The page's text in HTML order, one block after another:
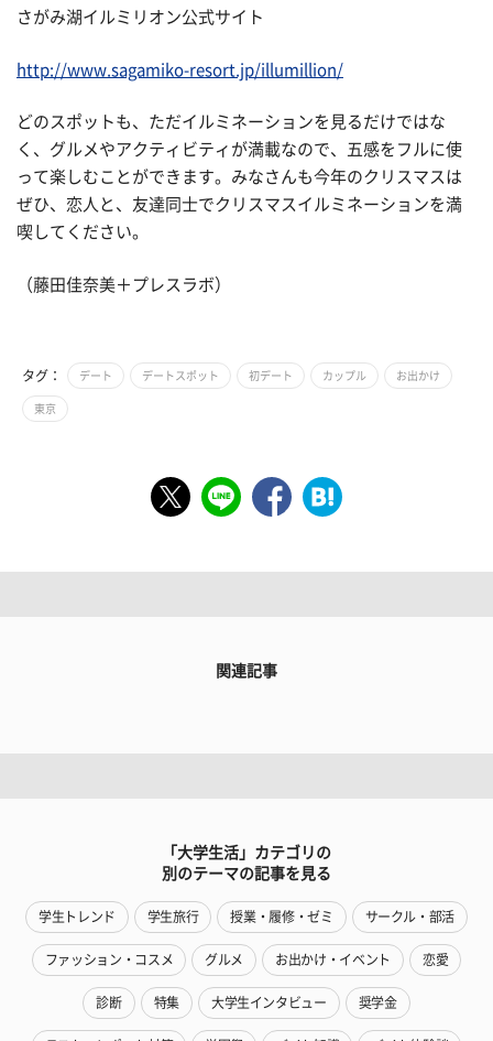
さがみ湖イルミリオン公式サイト
http://www.sagamiko-resort.jp/illumillion/
どのスポットも、ただイルミネーションを見るだけではな
く、グルメやアクティビティが満載なので、五感をフルに使
って楽しむことができます。みなさんも今年のクリスマスは
ぜひ、恋人と、友達同士でクリスマスイルミネーションを満
喫してください。
（藤田佳奈美＋プレスラボ）
タグ： デート デートスポット 初デート カップル お出かけ
東京
関連記事
「大学生活」カテゴリの
別のテーマの記事を見る
学生トレンド 学生旅行 授業・履修・ゼミ サークル・部活
ファッション・コスメ グルメ お出かけ・イベント 恋愛
診断 特集 大学生インタビュー 奨学金